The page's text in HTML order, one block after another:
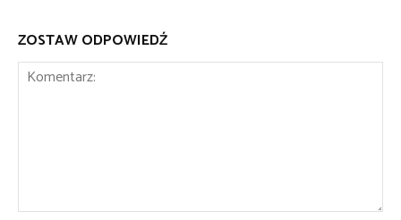
ZOSTAW ODPOWIEDŹ